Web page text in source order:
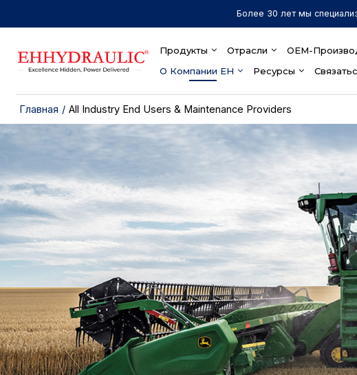
Более 30 лет мы
Продукты Отрасли OEM-
О Компании EH
Ресурсы
Главная / All Industry End Users & Maintenance Providers
Поставка
конечных
техническому